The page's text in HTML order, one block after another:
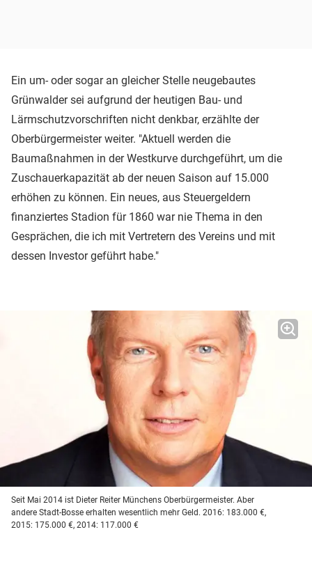
Ein um- oder sogar an gleicher Stelle neugebautes
Grünwalder sei aufgrund der heutigen Bau- und
Lärmschutzvorschriften nicht denkbar, erzählte der
Oberbürgermeister weiter. "Aktuell werden die
Baumaßnahmen in der Westkurve durchgeführt, um die
Zuschauerkapazität ab der neuen Saison auf 15.000
erhöhen zu können. Ein neues, aus Steuergeldern
finanziertes Stadion für 1860 war nie Thema in den
Gesprächen, die ich mit Vertretern des Vereins und mit
dessen Investor geführt habe."
Seit Mai 2014 ist Dieter Reiter Münchens Oberbürgermeister. Aber
andere Stadt-Bosse erhalten wesentlich mehr Geld. 2016: 183.000 €,
2015: 175.000 €, 2014: 117.000 €